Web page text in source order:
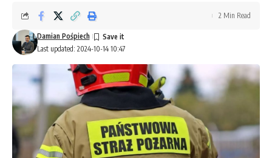
Last updated: 2024-10-14 10:47
Damian Pośpiech
2 Min Read